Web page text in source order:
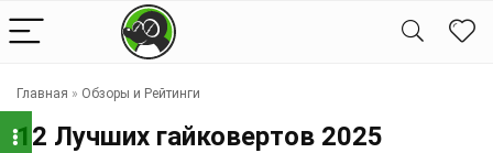
Главная » Обзоры и Рейтинги
12 Лучших гайковертов 2025